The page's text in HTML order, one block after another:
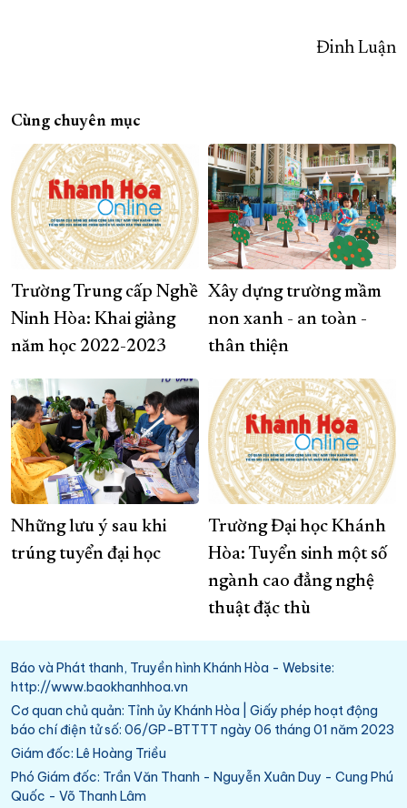
Đinh Luận
Cùng chuyên mục
Trường Trung cấp Nghề
Ninh Hòa: Khai giảng
năm học 2022-2023
Xây dựng trường mầm
non xanh - an toàn -
thân thiện
Những lưu ý sau khi
trúng tuyển đại học
Trường Đại học Khánh
Hòa: Tuyển sinh một số
ngành cao đẳng nghệ
thuật đặc thù
Báo và Phát thanh, Truyền hình Khánh Hòa - Website:
http://www.baokhanhhoa.vn
Cơ quan chủ quản: Tỉnh ủy Khánh Hòa | Giấy phép hoạt động
báo chí điện tử số: 06/GP-BTTTT ngày 06 tháng 01 năm 2023
Giám đốc: Lê Hoàng Triều
Phó Giám đốc: Trần Văn Thanh - Nguyễn Xuân Duy - Cung Phú
Quốc - Võ Thanh Lâm